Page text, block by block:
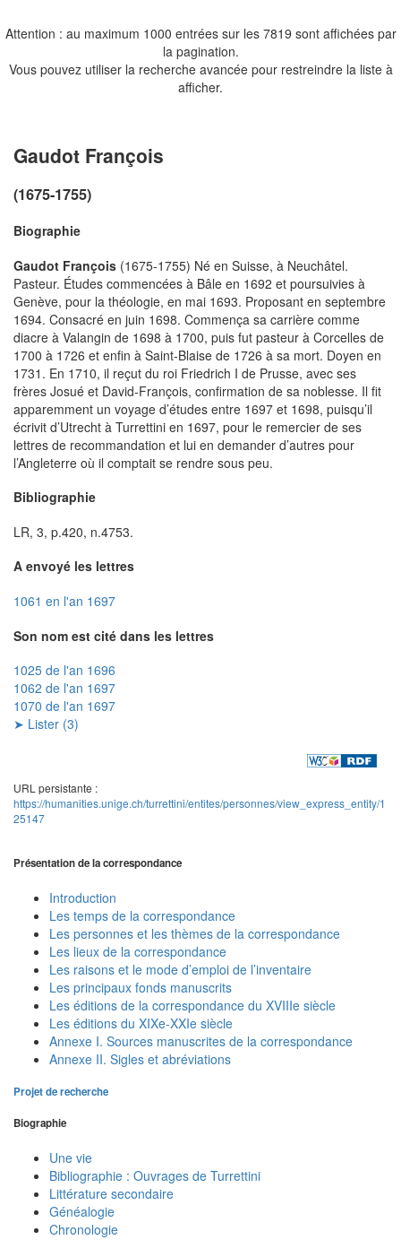
Attention : au maximum 1000 entrées sur les 7819 sont affichées par
la pagination.
Vous pouvez utiliser la recherche avancée pour restreindre la liste à
afficher.
Gaudot François
(1675-1755)
Biographie
Gaudot François (1675-1755) Né en Suisse, à Neuchâtel.
Pasteur. Études commencées à Bâle en 1692 et poursuivies à
Genève, pour la théologie, en mai 1693. Proposant en septembre
1694. Consacré en juin 1698. Commença sa carrière comme
diacre à Valangin de 1698 à 1700, puis fut pasteur à Corcelles de
1700 à 1726 et enfin à Saint-Blaise de 1726 à sa mort. Doyen en
1731. En 1710, il reçut du roi Friedrich I de Prusse, avec ses
frères Josué et David-François, confirmation de sa noblesse. Il fit
apparemment un voyage d’études entre 1697 et 1698, puisqu’il
écrivit d’Utrecht à Turrettini en 1697, pour le remercier de ses
lettres de recommandation et lui en demander d’autres pour
l’Angleterre où il comptait se rendre sous peu.
Bibliographie
LR, 3, p.420, n.4753.
A envoyé les lettres
1061 en l'an 1697
Son nom est cité dans les lettres
1025 de l'an 1696
1062 de l'an 1697
1070 de l'an 1697
➤ Lister (3)
URL persistante :
https://humanities.unige.ch/turrettini/entites/personnes/view_express_entity/1
25147
Présentation de la correspondance
Introduction
Les temps de la correspondance
Les personnes et les thèmes de la correspondance
Les lieux de la correspondance
Les raisons et le mode d’emploi de l’inventaire
Les principaux fonds manuscrits
Les éditions de la correspondance du XVIIIe siècle
Les éditions du XIXe-XXIe siècle
Annexe I. Sources manuscrites de la correspondance
Annexe II. Sigles et abréviations
Projet de recherche
Biographie
Une vie
Bibliographie : Ouvrages de Turrettini
Littérature secondaire
Généalogie
Chronologie